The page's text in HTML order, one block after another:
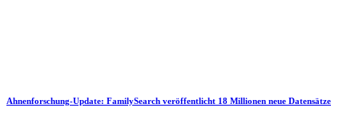
Ahnenforschung-Update: FamilySearch veröffentlicht 18 Millionen neue Datensätze